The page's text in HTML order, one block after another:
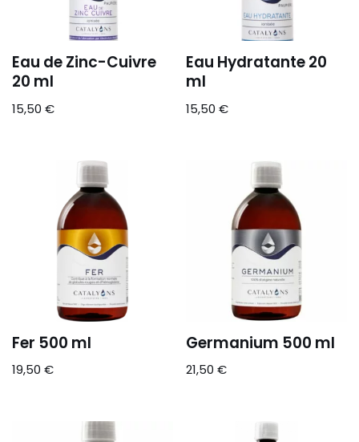
Eau de Zinc-Cuivre
20 ml
15,50 €
Eau Hydratante 20
ml
15,50€
Fer 500 ml
19,50 €
Germanium 500 ml
21,50€